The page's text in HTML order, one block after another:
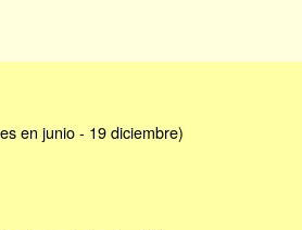
en junio - 19 diciembre)